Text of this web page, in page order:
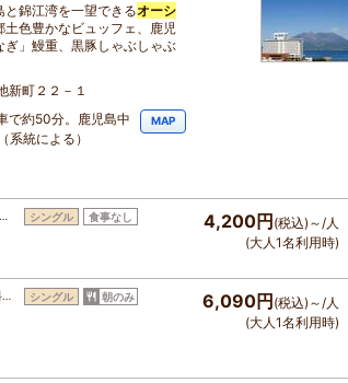
錦江湾を一望できるオーシ
土色豊かなビュッフェ、鹿児
」鰻重、黒豚しゃぶしゃぶ
新町２２－１
で約50分。鹿児島中
統による）
MAP
シングル 食事なし 4,200円(税込)～/人
(大人1名利用時)
シングル 朝のみ 6,090円(税込)～/人
(大人1名利用時)